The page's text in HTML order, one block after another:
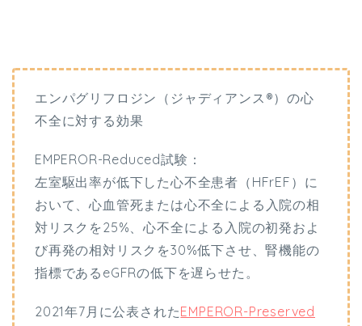
エンパグリフロジン（ジャディアンス®）の心
不全に対する効果
EMPEROR-Reduced試験：
左室駆出率が低下した心不全患者（HFrEF）に
おいて、心血管死または心不全による入院の相
対リスクを25%、心不全による入院の初発およ
び再発の相対リスクを30%低下させ、腎機能の
指標であるeGFRの低下を遅らせた。
2021年7月に公表されたEMPEROR-Preserved